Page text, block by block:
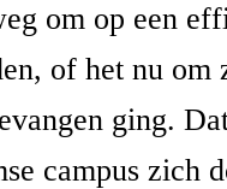
om op een
of het nu om
ging.
campus zich